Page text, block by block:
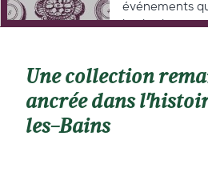
événements
institution.
Une collection
ancrée dans
les-Bains